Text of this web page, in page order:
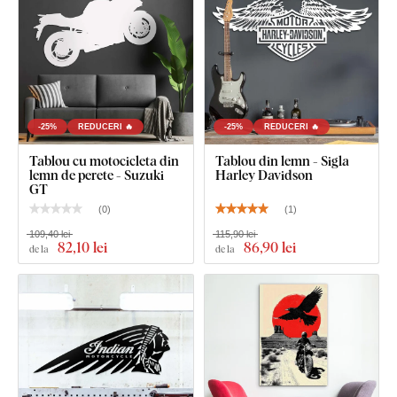
-25% REDUCERI 🔥
Tablou cu motocicleta din
lemn de perete - Suzuki
GT
(0)
de la 82,10 lei
109,40 lei
-25% REDUCERI 🔥
Tablou din lemn - Sigla
Harley Davidson
(1 )
de la 86,90 lei
115,90 lei